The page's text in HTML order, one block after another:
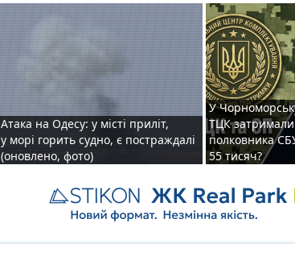
Атака на Одесу: у місті приліт,
у морі горить судно, є постраждалі
(оновлено, фото)
У
ТЦК
полковника
55 тисяч?